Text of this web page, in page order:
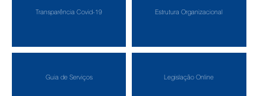
Transparência Covid-19 Estrutura Organizacional
Guia de Serviços Legislação Online